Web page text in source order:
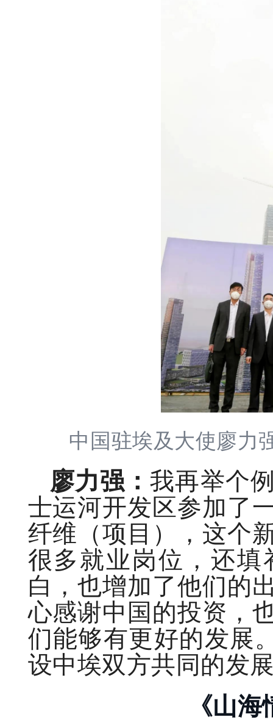
中国驻埃及大使廖力
廖力强：我再举个
士运河开发区参加了
纤维（项目），这个
很多就业岗位，还
白，也增加了他们的
心感谢中国的投资，
们能够有更好的发展
设中埃双方共同的发
《山